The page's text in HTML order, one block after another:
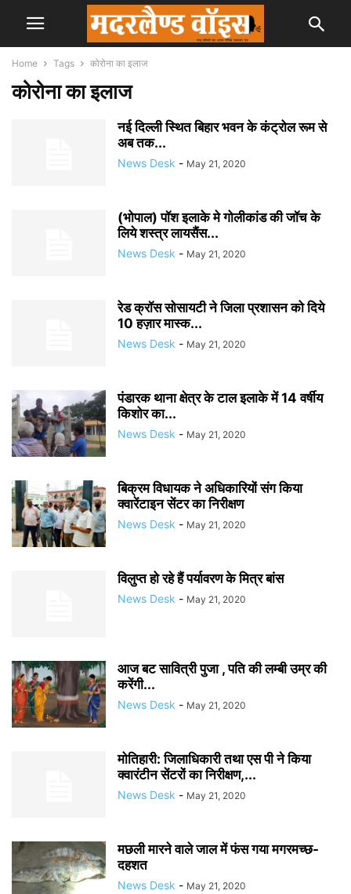
Home Tags कोरोना का इलाज
कोरोना का इलाज
नई दिल्ली स्थित बिहार भवन के कंट्रोल रूम से
अब तक...
News Desk - May 21, 2020
(भोपाल) पॉश इलाके मे गोलीकांड की जॉच के
लिये शस्त्र लायसैंस...
News Desk - May 21, 2020
रेड क्रॉस सोसायटी ने जिला प्रशासन को दिये
10 हज़ार मास्क...
News Desk - May 21, 2020
पंडारक थाना क्षेत्र के टाल इलाके में 14 वर्षीय
किशोर का...
News Desk - May 21, 2020
बिक्रम विधायक ने अधिकारियों संग किया
क्वारेंटाइन सेंटर का निरीक्षण
News Desk - May 21, 2020
विलुप्त हो रहे हैं पर्यावरण के मित्र बांस
News Desk - May 21, 2020
आज बट सावित्री पुजा , पति की लम्बी उम्र की
करेंगी...
News Desk - May 21, 2020
मोतिहारी: जिलाधिकारी‌‌ तथा एस पी ने किया
क्वारंटीन सेंटरों का निरीक्षण,...
News Desk - May 21, 2020
मछली मारने वाले जाल में फंस गया मगरमच्छ-
दहशत
News Desk - May 21, 2020